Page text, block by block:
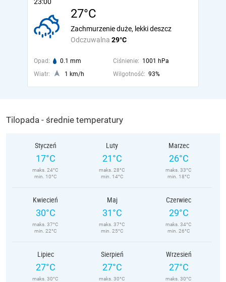
27°C
Odczuwalna 29°C
Zachmurzenie duże, lekki deszcz
Opad: 0.1 mm Ciśnienie: 1001 hPa
Wiatr:
1 km/h Wilgotność: 93%
Tilopada - średnie temperatury
Styczeń
17°C
maks. 24°C
min. 10°C
Luty
21°C
maks. 28°C
min. 14°C
Marzec
26°C
maks. 33°C
min. 18°C
Kwiecień
30°C
maks. 37°C
min. 22°C
Maj
31°C
maks. 37°C
min. 25°C
Czerwiec
29°C
maks. 34°C
min. 26°C
Lipiec
27°C
maks. 30°C
Sierpień
27°C
maks. 30°C
Wrzesień
27°C
maks. 30°C